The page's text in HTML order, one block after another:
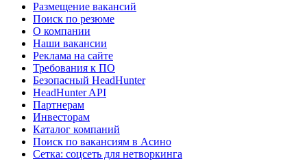
Размещение вакансий
Поиск по резюме
О компании
Наши вакансии
Реклама на сайте
Требования к ПО
Безопасный HeadHunter
HeadHunter API
Партнерам
Инвесторам
Каталог компаний
Поиск по вакансиям в Асино
Сетка: соцсеть для нетворкинга